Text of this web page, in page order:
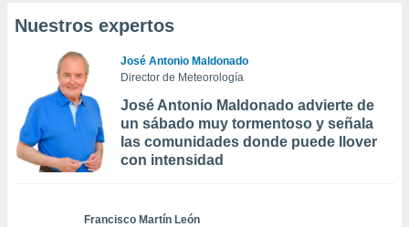
Nuestros expertos
José Antonio Maldonado
Director de Meteorología
José Antonio Maldonado advierte de
un sábado muy tormentoso y señala
las comunidades donde puede llover
con intensidad
Francisco Martín León